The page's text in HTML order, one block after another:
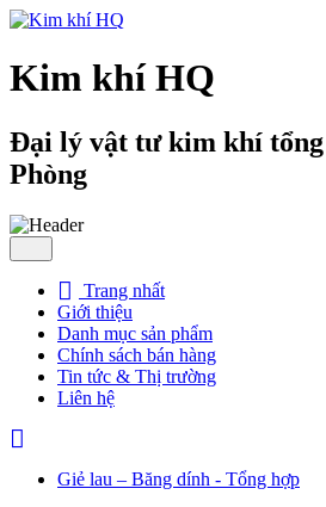
Kim khí HQ
Đại lý vật tư kim khí
Phòng
Trang nhất
Giới thiệu
Danh mục sản phẩm
Chính sách bán hàng
Tin tức & Thị trường
Liên hệ
Giẻ lau – Băng dính - Tổng hợp